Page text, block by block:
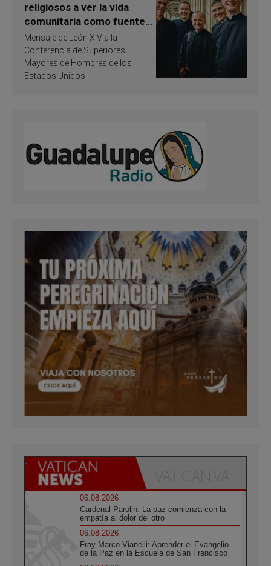
religiosos a ver la vida
comunitaria como fuente
de inspiración y
santificación
Mensaje de León XIV a la
Conferencia de Superiores
Mayores de Hombres de los
Estados Unidos
06.08.2026
Cardenal Parolin: La paz comienza con la
empatía al dolor del otro
06.08.2026
Fray Marco Vianelli: Aprender el Evangelio
de la Paz en la Escuela de San Francisco